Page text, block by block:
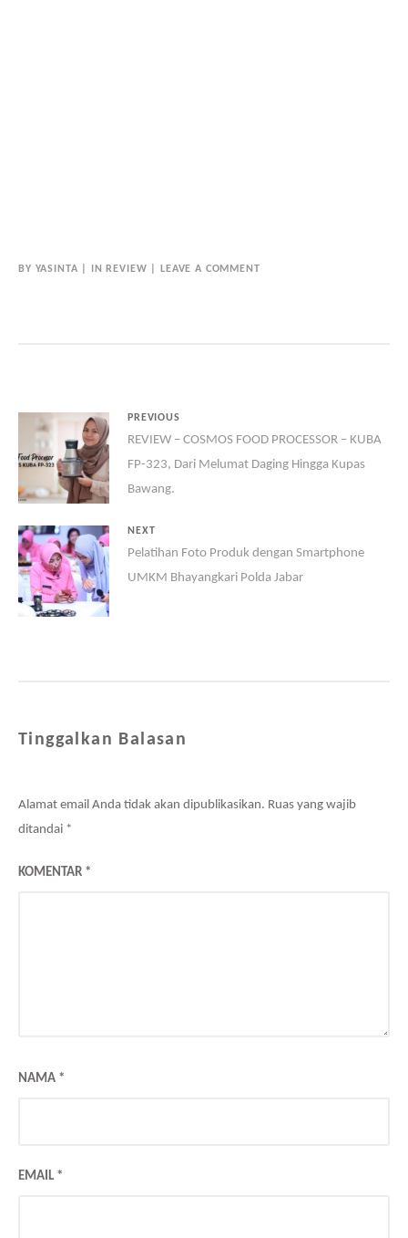
BY YASINTA INREVIEW LEAVE A COMMENT
PREVIOUS
REVIEW – COSMOS FOOD PROCESSOR – KUBA
FP-323, Dari Melumat Daging Hingga Kupas
Bawang.
NEXT
Pelatihan Foto Produk dengan Smartphone
UMKM Bhayangkari Polda Jabar
Tinggalkan Balasan
Alamat email Anda tidak akan dipublikasikan. Ruas yang wajib
ditandai *
KOMENTAR *
NAMA *
EMAIL *